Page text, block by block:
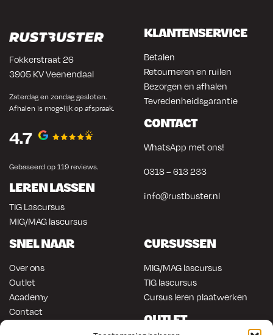
Fokkerstraat 26
3905 KV Veenendaal
Zaterdag en zondag gesloten.
Afhalen is mogelijk op afspraak.
4.7
Gebaseerd op 119 reviews.
LEREN LASSEN
TIG Lascursus
MIG/MAG lascursus
KLANTENSERVICE
Betalen
Retourneren en ruilen
Bezorgen en afhalen
Tevredenheidsgarantie
CONTACT
WhatsApp met ons!
0318 – 613 233
info@rustbuster.nl
SNEL NAAR
Over ons
Outlet
Academy
Contact
CURSUSSEN
MIG/MAG lascursus
TIG lascursus
Cursus leren plaatwerken
OUTLET